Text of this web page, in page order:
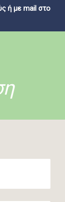
ή με mail στο